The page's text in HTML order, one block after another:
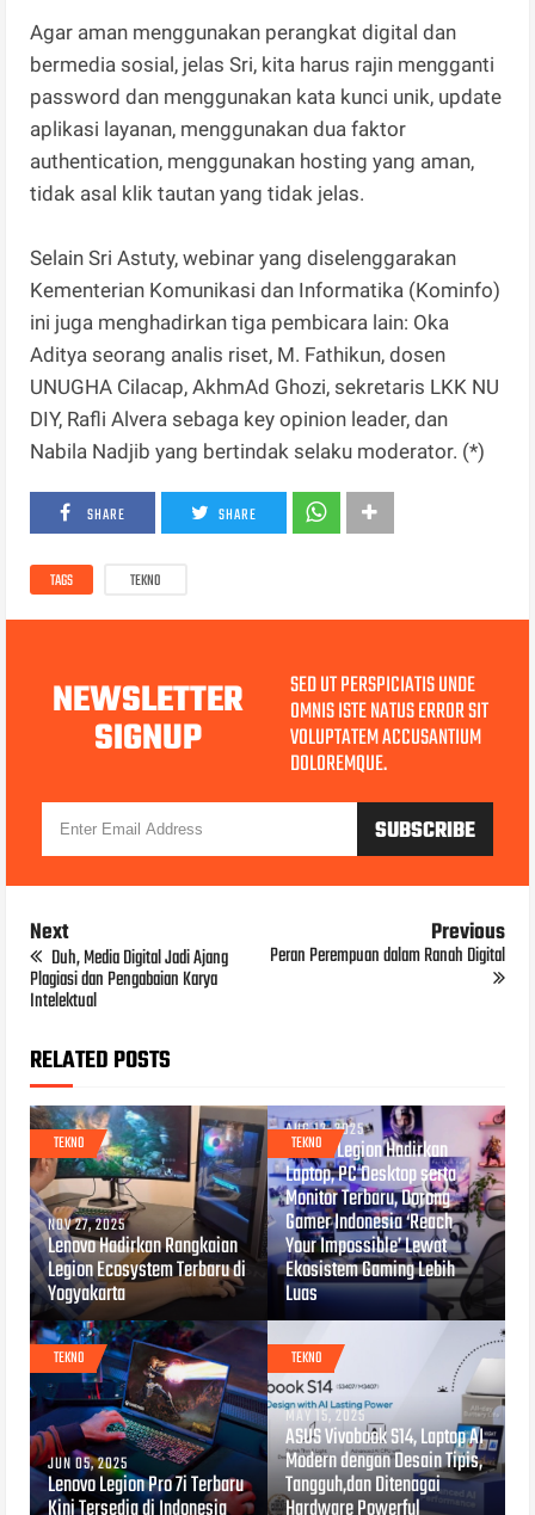
Agar aman menggunakan perangkat digital dan
bermedia sosial, jelas Sri, kita harus rajin mengganti
password dan menggunakan kata kunci unik, update
aplikasi layanan, menggunakan dua faktor
authentication, menggunakan hosting yang aman,
tidak asal klik tautan yang tidak jelas.
Selain Sri Astuty, webinar yang diselenggarakan
Kementerian Komunikasi dan Informatika (Kominfo)
ini juga menghadirkan tiga pembicara lain: Oka
Aditya seorang analis riset, M. Fathikun, dosen
UNUGHA Cilacap, AkhmAd Ghozi, sekretaris LKK NU
DIY, Rafli Alvera sebaga key opinion leader, dan
Nabila Nadjib yang bertindak selaku moderator. (*)
SHARE SHARE
TAGS TEKNO
NEWSLETTER
SIGNUP
SED UT PERSPICIATIS UNDE
OMNIS ISTE NATUS ERROR SIT
VOLUPTATEM ACCUSANTIUM
DOLOREMQUE.
Next
Duh, Media Digital Jadi Ajang
Plagiasi dan Pengabaian Karya
Intelektual
Previous
Peran Perempuan dalam Ranah Digital
RELATED POSTS
TEKNO
NOV 27, 2025
Lenovo Hadirkan Rangkaian
Legion Ecosystem Terbaru di
Yogyakarta
TEKNO
AUG 12, 2025
Lenovo Legion Hadirkan
Laptop, PC Desktop serta
Monitor Terbaru, Dorong
Gamer Indonesia ‘Reach
Your Impossible’ Lewat
Ekosistem Gaming Lebih
Luas
TEKNO
JUN 05, 2025
Lenovo Legion Pro 7i Terbaru
TEKNO
MAY 15, 2025
ASUS Vivobook S14, Laptop AI
Modern dengan Desain Tipis,
Tangguh,dan Ditenagai